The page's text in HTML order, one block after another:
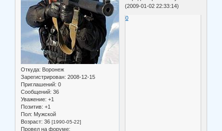
Откуда: Воронеж
Зарегистрирован: 2008-12-15
Приглашений: 0
Сообщений: 36
Уважение: +1
Позитив: +1
Пол: Мужской
Возраст: 36 [1990-05-22]
Провел на форуме:
(2009-01-02 22:33:14)
0